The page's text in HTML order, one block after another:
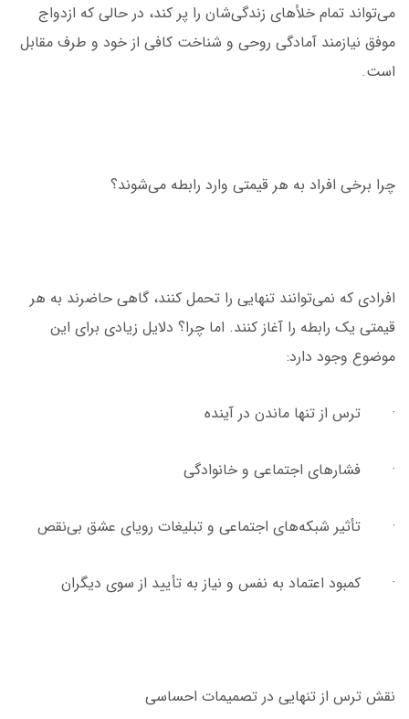
می‌تواند تمام خلأهای زندگی‌شان را پر کند، در حالی که ازدواج
موفق نیازمند آمادگی روحی و شناخت کافی از خود و طرف مقابل
است.
چرا برخی افراد به هر قیمتی وارد رابطه می‌شوند؟
افرادی که نمی‌توانند تنهایی را تحمل کنند، گاهی حاضرند به هر
قیمتی یک رابطه را آغاز کنند. اما چرا؟ دلایل زیادی برای این
موضوع وجود دارد:
· ترس از تنها ماندن در آینده
· فشارهای اجتماعی و خانوادگی
· تأثیر شبکه‌های اجتماعی و تبلیغات رویای عشق بی‌نقص
· کمبود اعتماد به نفس و نیاز به تأیید از سوی دیگران
نقش ترس از تنهایی در تصمیمات احساسی